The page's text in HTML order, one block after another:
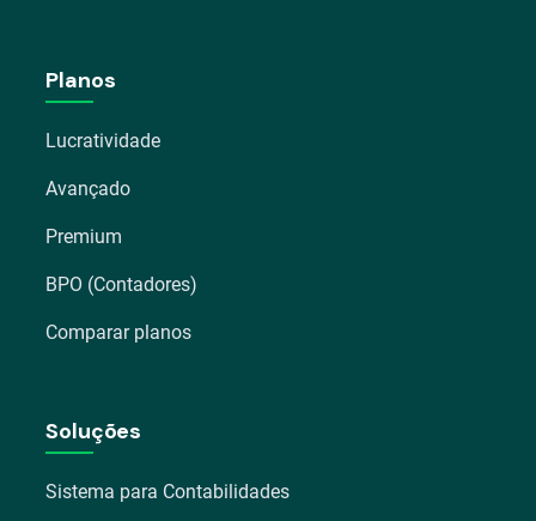
Planos
Lucratividade
Avançado
Premium
BPO (Contadores)
Comparar planos
Soluções
Sistema para Contabilidades